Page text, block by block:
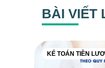
BÀI VIẾT
KẾ TOÁN TIỀN